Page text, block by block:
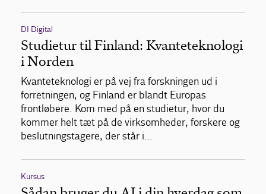
DI Digital
Studietur til Finland: Kvanteteknologi
i Norden
Kvanteteknologi er på vej fra forskningen ud i
forretningen, og Finland er blandt Europas
frontløbere. Kom med på en studietur, hvor du
kommer helt tæt på de virksomheder, forskere og
beslutningstagere, der står i…
Kursus